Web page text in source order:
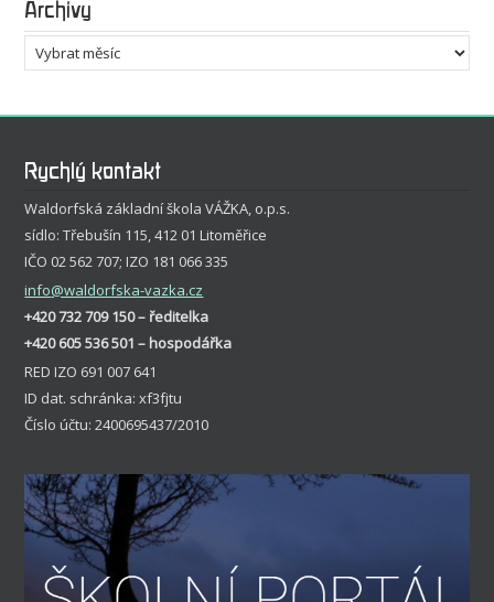
Archivy
Archivy
Rychlý kontakt
Waldorfská základní škola VÁŽKA, o.p.s.
sídlo: Třebušín 115, 412 01 Litoměřice
IČO 02 562 707; IZO 181 066 335
info@waldorfska-vazka.cz
+420 732 709 150 – ředitelka
+420 605 536 501 – hospodářka
RED IZO 691 007 641
ID dat. schránka: xf3fjtu
Číslo účtu: 2400695437/2010